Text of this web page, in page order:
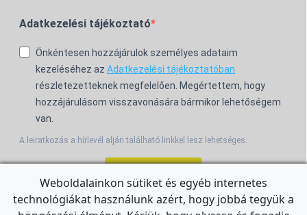
Adatkezelési tájékoztató
Önkéntesen hozzájárulok személyes adataim
kezeléséhez az Adatkezelési tájékoztatóban
részletezetteknek megfelelően. Megértettem, hogy
hozzájárulásom visszavonására bármikor lehetőségem
van.
A leiratkozás a hírlevél alján található linkkel lesz lehetséges.
For the English Newsletter, clickHERE.
Weboldalainkon sütiket és egyéb internetes
technológiákat használunk azért, hogy jobbá tegyük a